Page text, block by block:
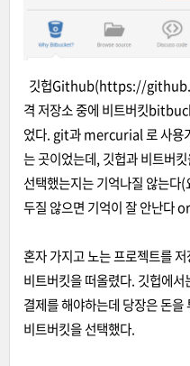
깃헙Github(https://
격 저장소 중에 비트버킷
었다. git과 mercurial 로 사용
는 곳이었는데, 깃헙과 비트버
선택했는지는 기억나질 않는다
두질 않으면 기억이 잘 안난다
혼자 가지고 노는 프로젝트를
비트버킷을 떠올렸다. 깃헙에
결제를 해야하는데 당장은 돈
비트버킷을 선택했다.